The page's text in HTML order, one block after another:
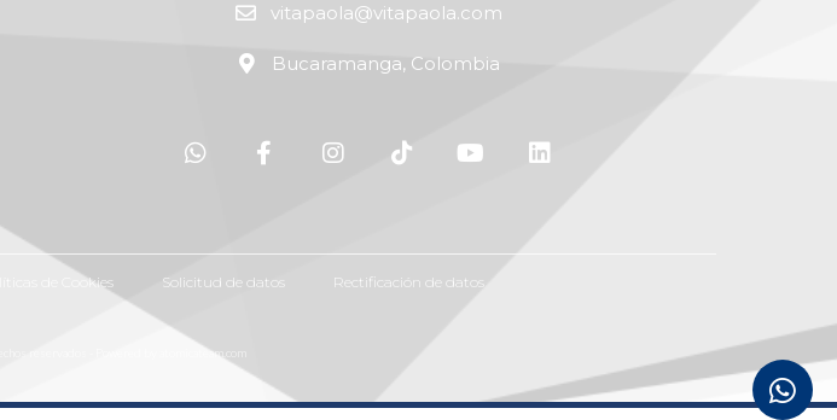
vitapaola@vitapaola.com
Bucaramanga, Colombia
de Cookies Solicitud de datos Rectificación de datos
reservados - Powered by atomicateam.com